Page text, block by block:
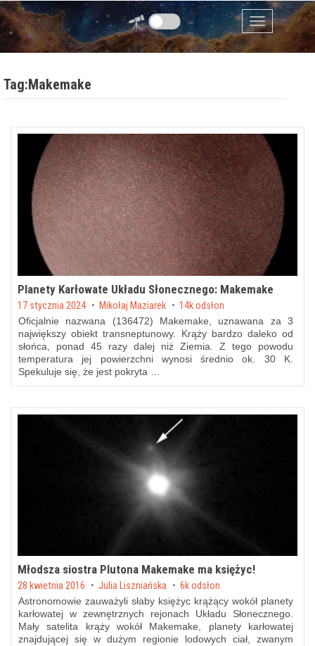
Przejdź do zawartości
Menu
Tag:Makemake
Planety Karłowate Układu Słonecznego: Makemake
Posted on
17 stycznia 2024 byMikołaj Maziarek 14k odsłon
Oficjalnie nazwana (136472) Makemake, uznawana za 3
największy obiekt transneptunowy. Krąży bardzo daleko od
słońca, ponad 45 razy dalej niż Ziemia. Z tego powodu
temperatura jej powierzchni wynosi średnio ok. 30 K.
Spekuluje się, że jest pokryta …
Młodsza siostra Plutona Makemake ma księżyc!
Posted on
28 kwietnia 2016 byJulia Liszniańska 6k odsłon
Astronomowie zauważyli słaby księżyc krążący wokół planety
karłowatej w zewnętrznych rejonach Układu Słonecznego.
Mały satelita krąży wokół Makemake, planety karłowatej
znajdującej się w dużym regionie lodowych ciał, zwanym